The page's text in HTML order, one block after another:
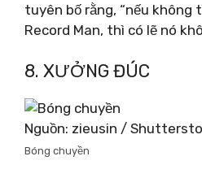
tuyên bố rằng, “nếu không
Record Man, thì có lẽ nó
8. XƯỞNG ĐÚC
Nguồn: zieusin /
Bóng chuyền